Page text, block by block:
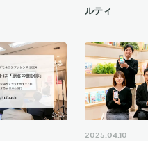
ルティ
2025.04.10